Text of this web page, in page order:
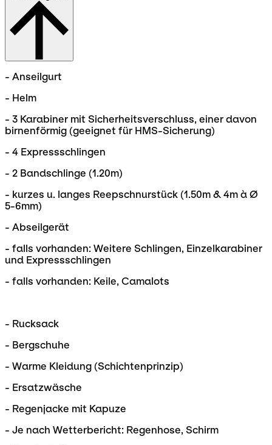
- Anseilgurt
- Helm
- 3 Karabiner mit Sicherheitsverschluss, einer davon
birnenförmig (geeignet für HMS-Sicherung)
- 4 Expressschlingen
- 2 Bandschlinge (1.20m)
- kurzes u. langes Reepschnurstück (1.50m & 4m à Ø
5-6mm)
- Abseilgerät
- falls vorhanden: Weitere Schlingen, Einzelkarabiner
und Expressschlingen
- falls vorhanden: Keile, Camalots
- Rucksack
- Bergschuhe
- Warme Kleidung (Schichtenprinzip)
- Ersatzwäsche
- Regenjacke mit Kapuze
- Je nach Wetterbericht: Regenhose, Schirm